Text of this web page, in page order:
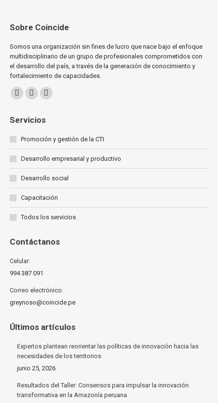
Sobre Coincide
Somos una organización sin fines de lucro que nace bajo el enfoque
multidisciplinario de un grupo de profesionales comprometidos con
el desarrollo del país, a través de la generación de conocimiento y
fortalecimiento de capacidades.
Encuéntranos en:
Facebook
opens
in
new
window
X
opens
in
new
window
Linkedin
opens
in
new
window
Servicios
Promoción y gestión de la CTI
Desarrollo empresarial y productivo
Desarrollo social
Capacitación
Todos los servicios
Contáctanos
Celular:
994 387 091
Correo electrónico:
greynoso@coincide.pe
Últimos artículos
Expertos plantean reorientar las políticas de innovación hacia las
necesidades de los territorios
junio 25, 2026
Resultados del Taller: Consensos para impulsar la innovación
transformativa en la Amazonía peruana